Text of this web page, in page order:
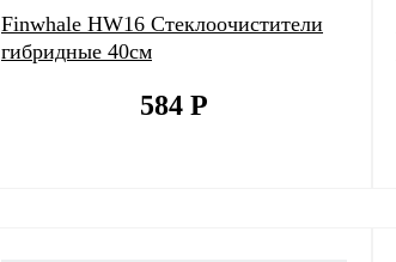
Finwhale HW16 Стеклоочистители
гибридные 40см
584 Р